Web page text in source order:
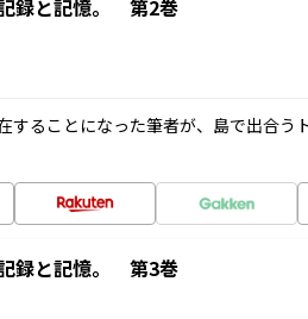
録と記憶。 第2巻
することになった筆者が、島で出合う
録と記憶。 第3巻